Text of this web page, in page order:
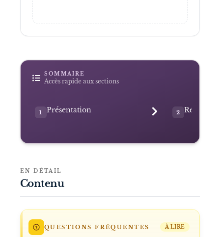
SOMMAIRE
Accès rapide aux sections
1 Présentation 2
EN DÉTAIL
Contenu
QUESTIONS FRÉQUENTES À LIRE